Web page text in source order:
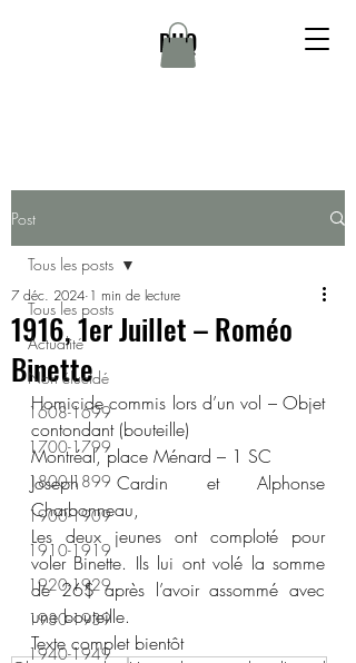
DHQ
Post
Tous les posts
Actualité
Non élucidé
1608-1699
1700-1799
1800-1899
1900-1909
1910-1919
1920-1929
1930-1939
1940-1949
Tous les posts
1916, 1er Juillet – Roméo
Binette
7 déc. 2024 1 min de lecture
Homicide commis lors d’un vol – Objet
contondant (bouteille)
Montréal, place Ménard – 1 SC
Joseph Cardin et Alphonse
Charbonneau,
Les deux jeunes ont comploté pour
voler Binette. Ils lui ont volé la somme
de 26$ après l’avoir assommé avec
une bouteille.
Texte complet bientôt